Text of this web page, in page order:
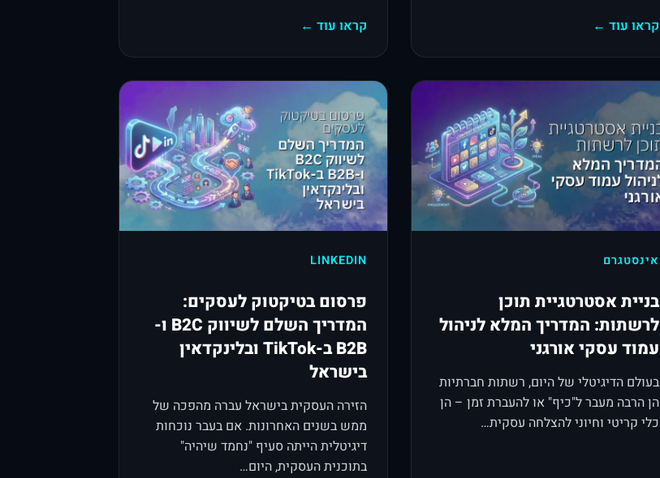
קראו עוד ←
קראו עוד ←
אינסטגרם
בניית אסטרטגיית תוכן
לרשתות: המדריך המלא לניהול
עמוד עסקי אורגני
בעולם הדיגיטלי של היום, רשתות חברתיות
הן הרבה מעבר ל"כיף" או להעברת זמן – הן
כלי קריטי וחיוני להצלחה עסקית…
LINKEDIN
פרסום בטיקטוק לעסקים:
המדריך השלם לשיווק B2C ו-
B2B ב-TikTok ובלינקדאין
בישראל
הזירה העסקית בישראל עברה מהפכה של
ממש בשנים האחרונות. אם בעבר נוכחות
דיגיטלית הייתה סעיף "נחמד שיהיה"
בתוכנית העסקית, היום…